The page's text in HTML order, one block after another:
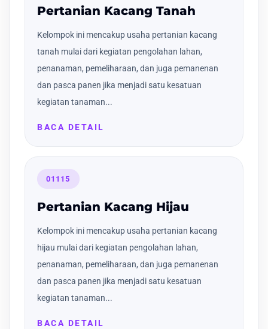
Pertanian Kacang Tanah
Kelompok ini mencakup usaha pertanian kacang
tanah mulai dari kegiatan pengolahan lahan,
penanaman, pemeliharaan, dan juga pemanenan
dan pasca panen jika menjadi satu kesatuan
kegiatan tanaman...
BACA DETAIL
01115
Pertanian Kacang Hijau
Kelompok ini mencakup usaha pertanian kacang
hijau mulai dari kegiatan pengolahan lahan,
penanaman, pemeliharaan, dan juga pemanenan
dan pasca panen jika menjadi satu kesatuan
kegiatan tanaman...
BACA DETAIL